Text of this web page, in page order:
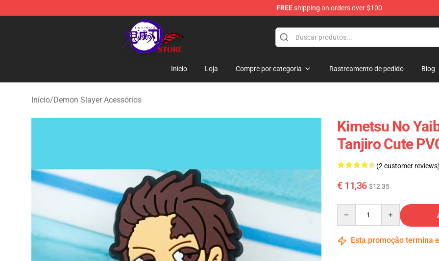
FREEshipping on orders over $100
Kimetsu no Yaiba Store - Official Kimetsu no Yaiba Merchandise Shop
Início Loja Compre por categoria Rastreamento de pedido Blog
Início/Demon Slayer Acessórios
Kimetsu No
Tanjiro Cute
(2 customer reviews)
€ 11,36 $12.35
Esta promoção termina